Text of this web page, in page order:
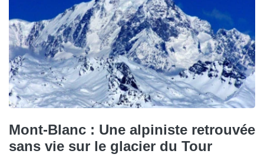
Mont-Blanc : Une alpiniste retrouvée
sans vie sur le glacier du Tour